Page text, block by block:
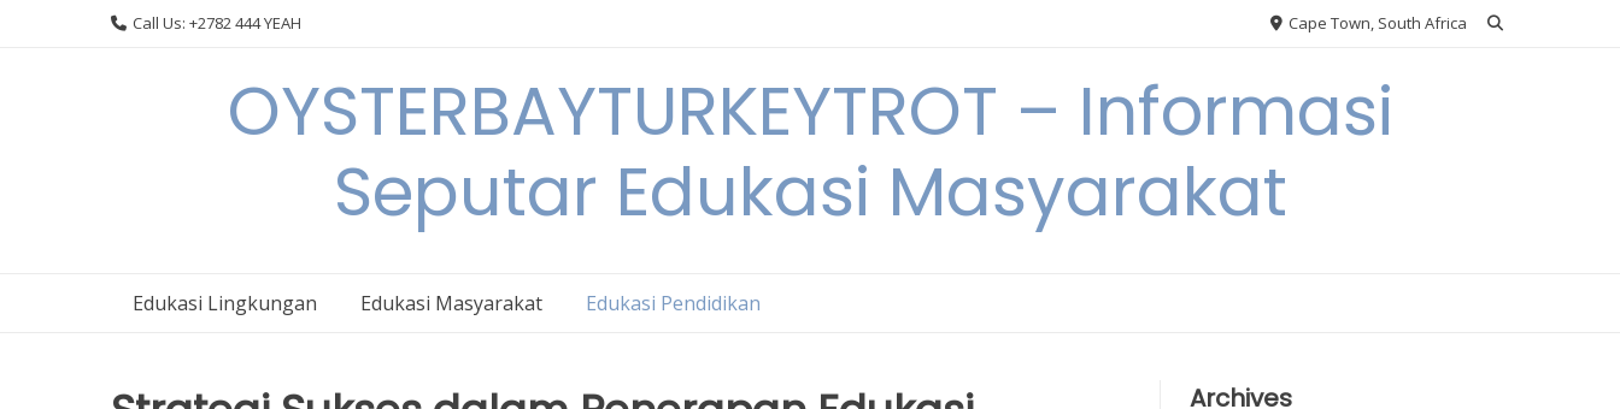
Call Us: +2782 444 YEAH Cape Town, South Africa
OYSTERBAYTURKEYTROT – Informasi
Seputar Edukasi Masyarakat
Edukasi Lingkungan Edukasi Masyarakat Edukasi Pendidikan
Archives